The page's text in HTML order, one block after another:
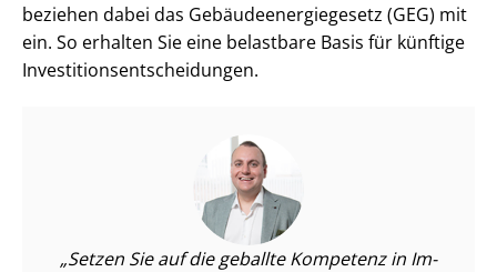
beziehen dabei das Ge­bäu­de­en­er­gie­ge­setz (GEG) mit
ein. So erhalten Sie eine belastbare Basis für künftige
In­ves­ti­ti­ons­ent­schei­dun­gen.
Setzen Sie auf die geballte Kompetenz in Im­